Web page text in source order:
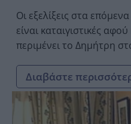
Οι εξελίξεις στα
είναι καταιγιστικές
περιμένει το Δημήτρη
Διαβάστε